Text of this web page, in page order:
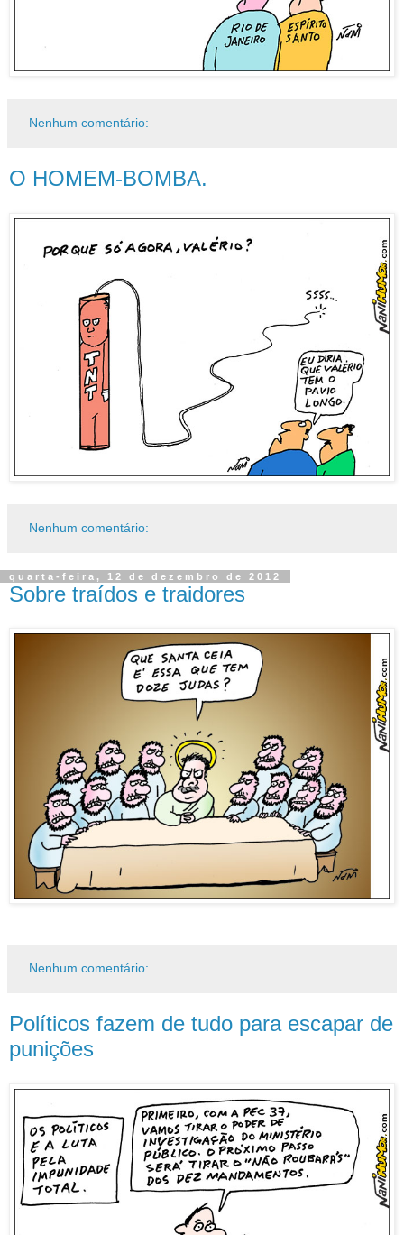
Nenhum comentário:
O HOMEM-BOMBA.
Nenhum comentário:
quarta-feira, 12 de dezembro de 2012
Sobre traídos e traidores
Nenhum comentário:
Políticos fazem de tudo para escapar de
punições